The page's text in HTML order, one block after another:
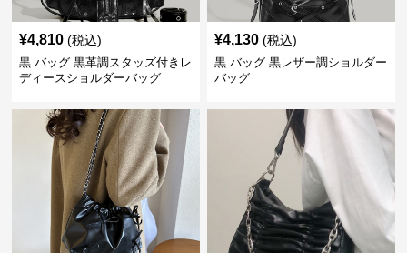
¥4,810 (税込)
黒 バッグ 黒革調スタッズ付きレ
ディースショルダーバッグ
¥4,130 (税込)
黒 バッグ 黒レザー調ショルダー
バッグ